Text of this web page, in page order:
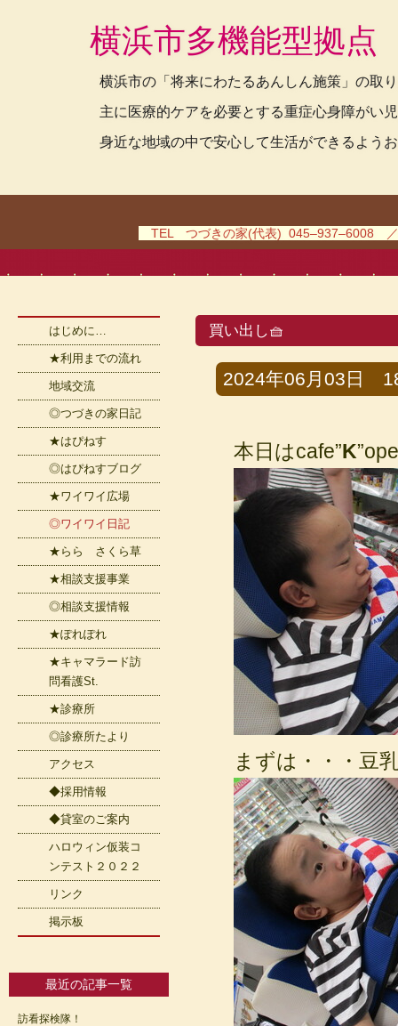
横浜市多機能型拠
横浜市の「将来にわたるあんしん施策」の取
主に医療的ケアを必要とする重症心身障がい
身近な地域の中で安心して生活ができるよう
TEL つづきの家(代表) 045–937–6008
買い出し🧺
2024年06月03日
本日はcafe”K
まずは・・・豆
はじめに…
★利用までの流れ
地域交流
◎つづきの家日記
★はぴねす
◎はぴねすブログ
★ワイワイ広場
◎ワイワイ日記
★らら さくら草
★相談支援事業
◎相談支援情報
★ぽれぽれ
★キャマラード訪
問看護St.
★診療所
◎診療所たより
アクセス
◆採用情報
◆貸室のご案内
ハロウィン仮装コ
ンテスト２０２２
リンク
掲示板
最近の記事一覧
訪看探検隊！